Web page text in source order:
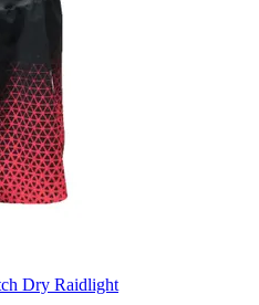
Dry Raidlight